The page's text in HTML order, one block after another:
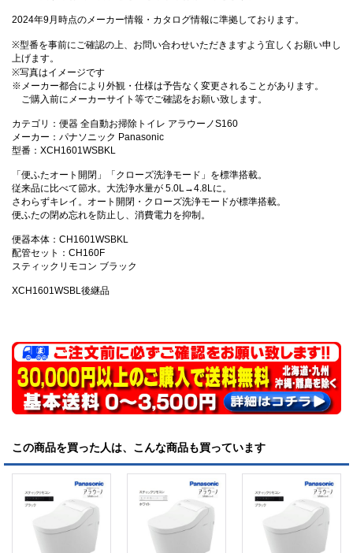
2024年9月時点のメーカー情報・カタログ情報に準拠しております。
※型番を事前にご確認の上、お問い合わせいただきますよう宜しくお願い申し
上げます。
※写真はイメージです
※メーカー都合により外観・仕様は予告なく変更されることがあります。
ご購入前にメーカーサイト等でご確認をお願い致します。
カテゴリ：便器 全自動お掃除トイレ アラウーノS160
メーカー：パナソニック Panasonic
型番：XCH1601WSBKL
「便ふたオート開閉」「クローズ洗浄モード」を標準搭載。
従来品に比べて節水。大洗浄水量が 5.0L→4.8Lに。
さわらずキレイ。オート開閉・クローズ洗浄モードが標準搭載。
便ふたの閉め忘れを防止し、消費電力を抑制。
便器本体：CH1601WSBKL
配管セット：CH160F
スティックリモコン ブラック
XCH1601WSBL後継品
この商品を買った人は、こんな商品も買っています